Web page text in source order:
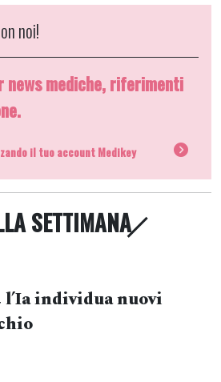
noi!
news mediche, riferimenti
il tuo account Medikey
SETTIMANA
individua nuovi